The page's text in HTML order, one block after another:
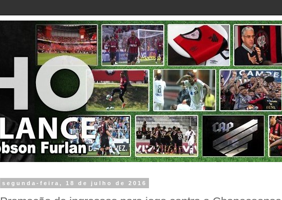
segunda-feira, 18 de julho de 2016